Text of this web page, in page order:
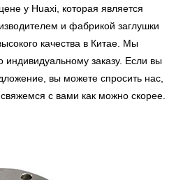
у Huaxi, которая является
и фабрикой заглушки
качества в Китае. Мы
индивидуальному заказу. Если вы
вы можете спросить нас,
с вами как можно скорее.